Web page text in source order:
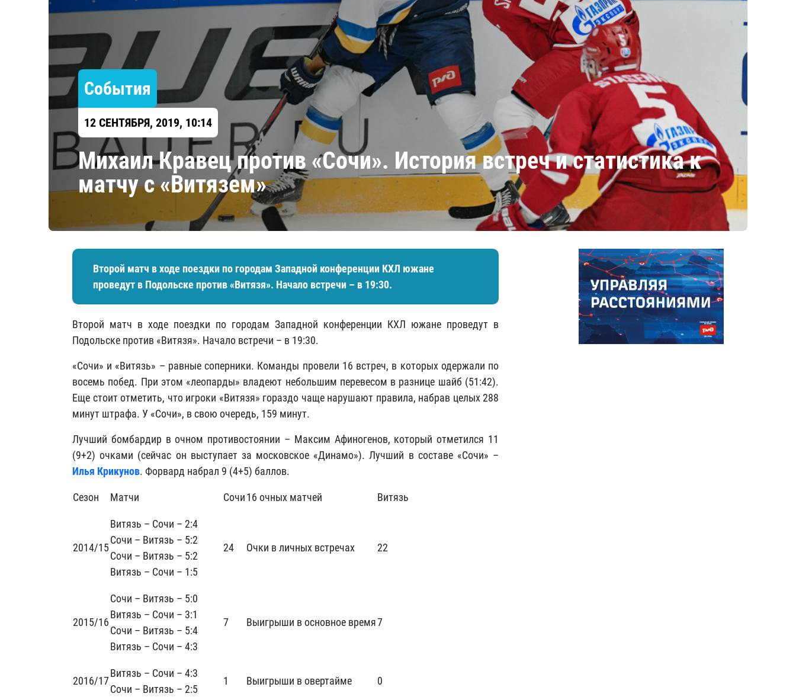
Локомотив
ЦСКА
Шанхайские Драконы
Амур
Барыс
Салават Юлаев
Сибирь
События
12 СЕНТЯБРЯ, 2019, 10:14
Михаил Кравец против «Сочи». История встреч и статистика к
матчу с «Витязем»
Второй матч в ходе поездки по городам Западной конференции КХЛ южане
проведут в Подольске против «Витязя». Начало встречи – в 19:30.
Второй матч в ходе поездки по городам Западной конференции КХЛ южане проведут в
Подольске против «Витязя». Начало встречи – в 19:30.
«Сочи» и «Витязь» – равные соперники. Команды провели 16 встреч, в которых одержали по
восемь побед. При этом «леопарды» владеют небольшим перевесом в разнице шайб (51:42).
Еще стоит отметить, что игроки «Витязя» гораздо чаще нарушают правила, набрав целых 288
минут штрафа. У «Сочи», в свою очередь, 159 минут.
Лучший бомбардир в очном противостоянии – Максим Афиногенов, который отметился 11
(9+2) очками (сейчас он выступает за московское «Динамо»). Лучший в составе «Сочи» –
Илья Крикунов. Форвард набрал 9 (4+5) баллов.
Сезон Матчи Сочи16 очных матчей Витязь
2014/15
Витязь – Сочи – 2:4
Сочи – Витязь – 5:2
Сочи – Витязь – 5:2
Витязь – Сочи – 1:5
24 Очки в личных встречах 22
2015/16
Сочи – Витязь – 5:0
Витязь – Сочи – 3:1
Сочи – Витязь – 5:4
Витязь – Сочи – 4:3
7 Выигрыши в основное время7
2016/17
Витязь – Сочи – 4:3
Сочи – Витязь – 2:5
1 Выигрыши в овертайме 0